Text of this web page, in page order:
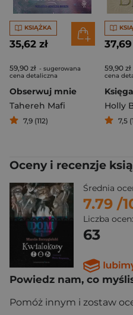
KSIĄŻKA
35,62 zł
59,90 zł - sugerowana
cena detaliczna
Obserwuj mnie
Tahereh Mafi
7,9 (112)
37,69
59,90 zł
cena
Holly
7,5
Oceny i recenzje
Średnia
7.79 /
Liczba ocen:
63
Powiedz nam, co
Pomóż innym i zostaw